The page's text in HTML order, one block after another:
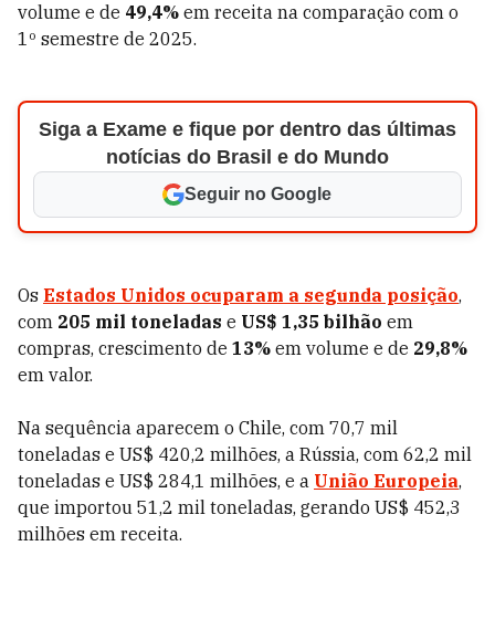
volume e de 49,4% em receita na comparação com o
1º semestre de 2025.
Siga a Exame e fique por dentro das últimas
notícias do Brasil e do Mundo
Seguir no Google
Os Estados Unidos ocuparam a segunda posição,
com 205 mil toneladas e US$ 1,35 bilhão em
compras, crescimento de 13% em volume e de 29,8%
em valor.
Na sequência aparecem o Chile, com 70,7 mil
toneladas e US$ 420,2 milhões, a Rússia, com 62,2 mil
toneladas e US$ 284,1 milhões, e a União Europeia,
que importou 51,2 mil toneladas, gerando US$ 452,3
milhões em receita.